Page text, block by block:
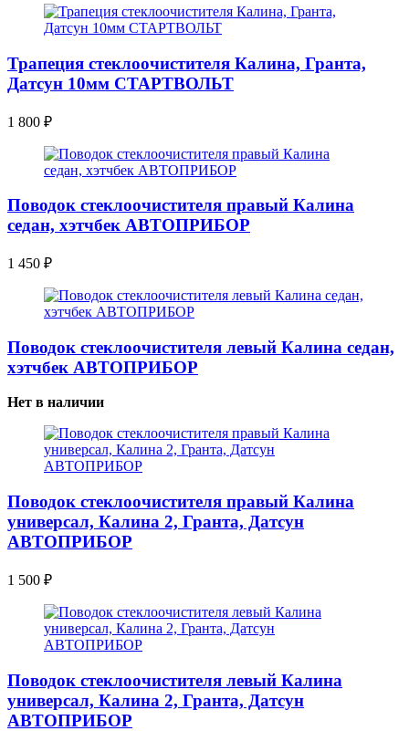
Трапеция стеклоочистителя Калина, Гранта,
Датсун 10мм СТАРТВОЛЬТ
1 800 ₽
Поводок стеклоочистителя правый Калина
седан, хэтчбек АВТОПРИБОР
1 450 ₽
Поводок стеклоочистителя левый Калина седан,
хэтчбек АВТОПРИБОР
Нет в наличии
Поводок стеклоочистителя правый Калина
универсал, Калина 2, Гранта, Датсун
АВТОПРИБОР
1 500 ₽
Поводок стеклоочистителя левый Калина
универсал, Калина 2, Гранта, Датсун
АВТОПРИБОР